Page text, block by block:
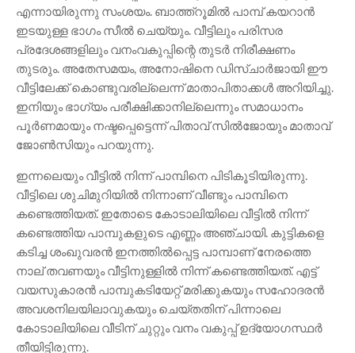
എന്നായിരുന്നു സംശയം. ബാത്ത്റൂമിൽ പാമ്പ് കയറാൻ
ഇടയുള്ള ഭാഗം സീൽ ചെയ്യും. വീട്ടിലും പരിസര
പ്രദേശങ്ങളിലും വനംവകുപ്പിന്റെ തുടർ നിരീക്ഷണം
തുടരും. അതേസമയം, അനോഷിനെ ഡിസ്ചാർജായി ഈ
വീട്ടിലേക്ക് കൊണ്ടുവരില്ലെന്ന് മാതാപിതാക്കൾ അറിയിച്ചു.
ഇനിയും ഭാഗ്യം പരീക്ഷിക്കാനില്ലെന്നും സമാധാനം
പൂർണമായും നഷ്ടപ്പെട്ടെന്ന് പിതാവ് സിൽജോയും മാതാവ്
ജോൺസിയും പറയുന്നു.
ഇന്നലെയും വീട്ടില്‍ നിന്ന് പാമ്പിനെ പിടികൂടിയിരുന്നു.
വീട്ടിലെ ശുചിമുറിയിൽ നിന്നാണ് വീണ്ടും പാമ്പിനെ
കണ്ടെത്തിയത്. ഇതോടെ കോടാലിയിലെ വീട്ടിൽ നിന്ന്
കണ്ടെത്തിയ പാമ്പുകളുടെ എണ്ണം അഞ്ചായി. കുട്ടികളെ
കടിച്ച ശംഖുവരൻ ഇനത്തിൽപ്പെട്ട പാമ്പാണ് നേരത്തെ
നാല് തവണയും വീട്ടിനുള്ളിൽ നിന്ന് കണ്ടെത്തിയത്. എട്ട്
വയസുകാരൻ പാമ്പുകടിയേറ്റ് മരിക്കുകയും സഹോദരൻ
അവശനിലയിലാവുകയും ചെയ്തതിന് പിന്നാലെ
കോടാലിയിലെ വീടിന് ചുറ്റും വനം വകുപ്പ് ഉദ്യോഗസ്ഥർ
തീയിട്ടിരുന്നു.